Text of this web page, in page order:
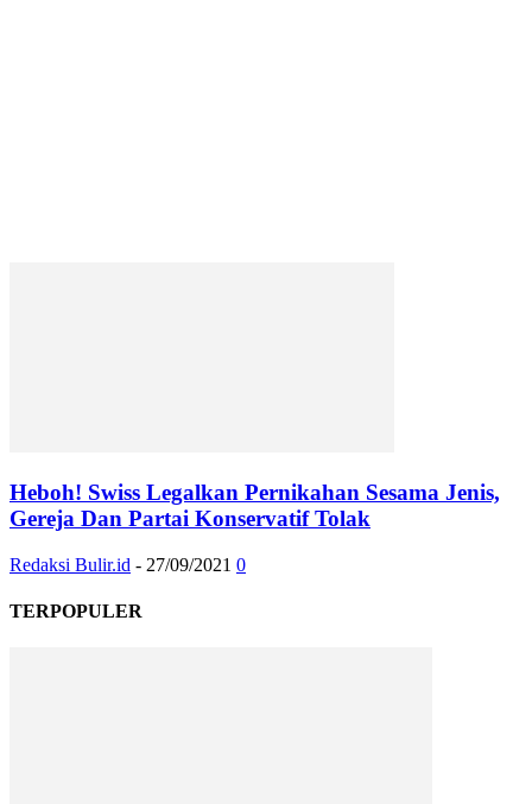
Heboh! Swiss Legalkan Pernikahan Sesama Jenis,
Gereja Dan Partai Konservatif Tolak
Redaksi Bulir.id - 27/09/2021 0
TERPOPULER